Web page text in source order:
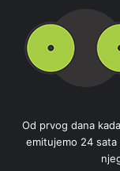
Od prvog dana
emitujemo 24